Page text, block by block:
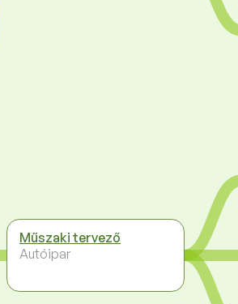
Műszaki tervező
Autóipar